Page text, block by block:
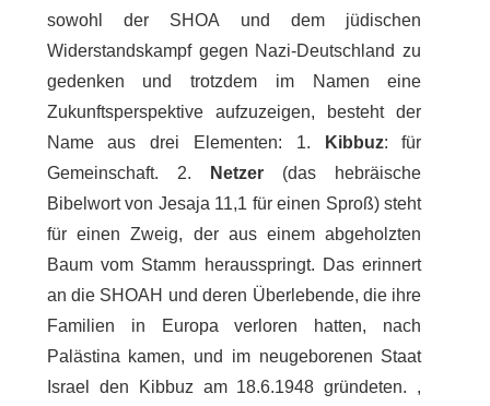
sowohl der SHOA und dem jüdischen
Widerstandskampf gegen Nazi-Deutschland zu
gedenken und trotzdem im Namen eine
Zukunftsperspektive aufzuzeigen, besteht der
Name aus drei Elementen: 1.
Kibbuz: für
Gemeinschaft. 2.
Netzer (das hebräische
Bibelwort von Jesaja 11,1 für einen Sproß) steht
für einen Zweig, der aus einem abgeholzten
Baum vom Stamm herausspringt. Das erinnert
an die SHOAH und deren Überlebende, die ihre
Familien in Europa verloren hatten, nach
Palästina kamen, und im neugeborenen Staat
Israel den Kibbuz am 18.6.1948 gründeten. ,